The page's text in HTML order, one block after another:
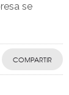
se
COMPARTIR